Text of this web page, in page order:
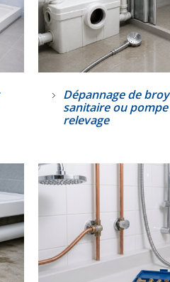
Dépannage de
sanitaire ou
relevage